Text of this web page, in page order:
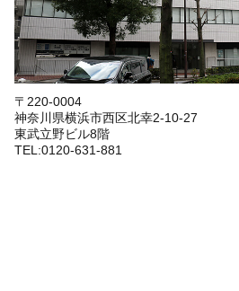
〒220-0004
神奈川県横浜市西区北幸2-10-27
東武立野ビル8階
TEL:0120-631-881